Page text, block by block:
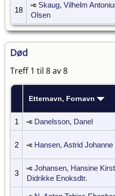
18
Skaug, Vilhelm
Olsen
Død
Treff 1 til 8 av 8
Etternavn, Fornavn
1 Danelsson, Danel
2 Hansen, Astrid Johanne
3
Johansen, Hansine
Didrikke Enoksdtr.